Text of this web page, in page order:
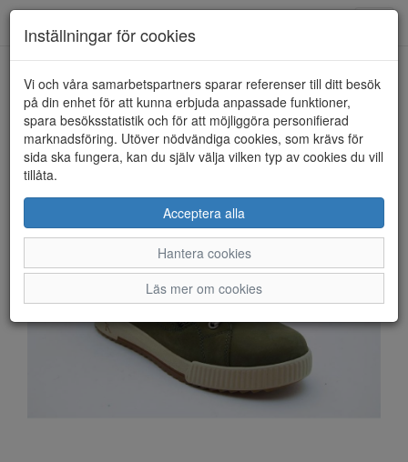
HEM RIEKER SPORT
Inställningar för cookies
Vi och våra samarbetspartners sparar referenser till ditt besök
på din enhet för att kunna erbjuda anpassade funktioner,
spara besöksstatistik och för att möjliggöra personifierad
marknadsföring. Utöver nödvändiga cookies, som krävs för
sida ska fungera, kan du själv välja vilken typ av cookies du vill
tillåta.
Acceptera alla
Hantera cookies
Läs mer om cookies